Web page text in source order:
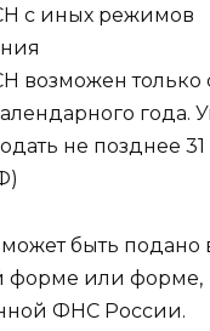
с иных режимов
возможен только
года.
не позднее 31
быть подано
форме или форме,
ФНС России.